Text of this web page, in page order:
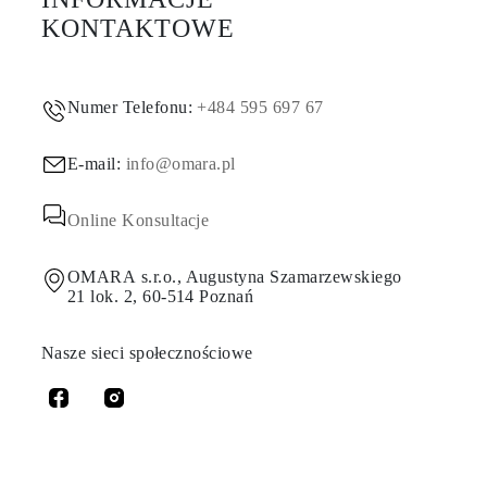
KONTAKTOWE
Numer Telefonu:+484 595 697 67
E-mail: info@omara.pl
Online Konsultacje
OMARA s.r.o., Augustyna Szamarzewskiego
21 lok. 2, 60-514 Poznań
Nasze sieci społecznościowe